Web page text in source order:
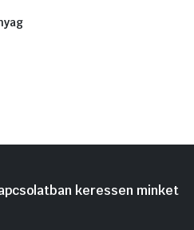
keressen minket